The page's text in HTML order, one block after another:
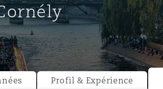
et
Profil & Expérience